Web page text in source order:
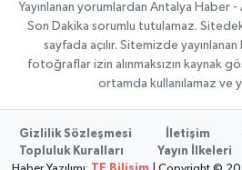
Yayınlanan yorumlardan Antalya Haber
Son Dakika sorumlu tutulamaz.
sayfada açılır. Sitemizde
fotoğraflar izin alınmaksızın kaynak
ortamda kullanılamaz ve
Gizlilik Sözleşmesi İletişim
Topluluk Kuralları
Yayın İlkeleri